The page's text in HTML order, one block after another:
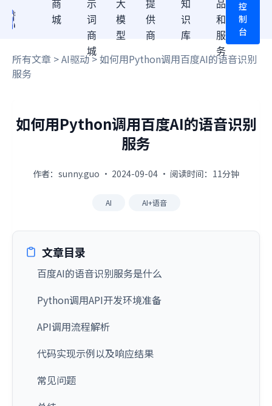
商
城
示
词
商
城
大
模
型
提
供
商
知
识
库
品
和
服
务
控
制
台
所有文章 >AI驱动> 如何用Python调用百度AI的语音识别
服务
如何用Python调用百度AI的语音识别
服务
作者：sunny.guo · 2024-09-04 · 阅读时间：11分钟
AI AI+语音
文章目录
百度AI的语音识别服务是什么
Python调用API开发环境准备
API调用流程解析
代码实现示例以及响应结果
常见问题